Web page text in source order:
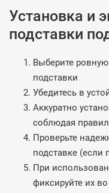
Установка и
подставки
Выберите
подставки
Убедитесь в
Аккуратно
соблюдая
Проверьте
подставке (если
При
фиксируйте их